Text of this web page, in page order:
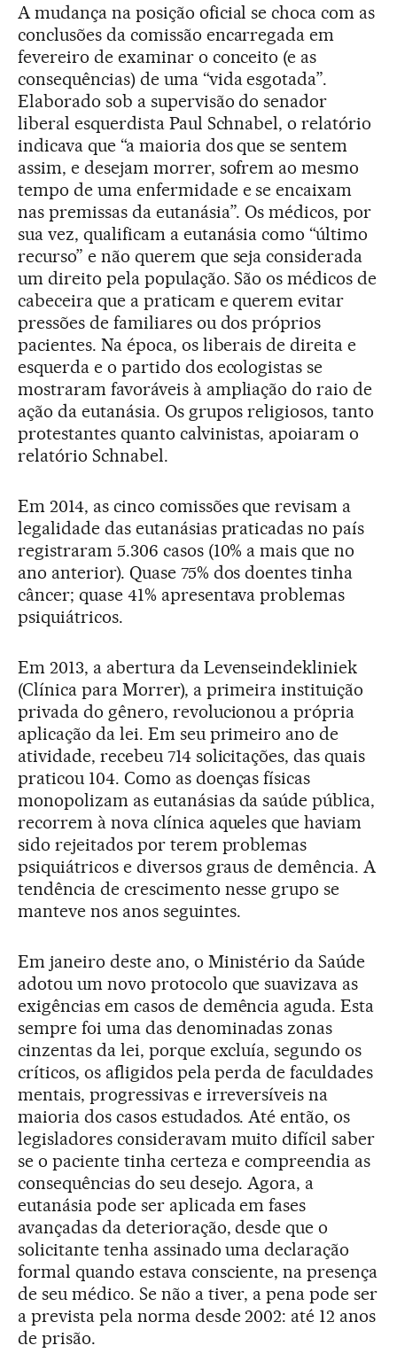
A mudança na posição oficial se choca com as
conclusões da comissão encarregada em
fevereiro de examinar o conceito (e as
consequências) de uma “vida esgotada”.
Elaborado sob a supervisão do senador
liberal esquerdista Paul Schnabel, o relatório
indicava que “a maioria dos que se sentem
assim, e desejam morrer, sofrem ao mesmo
tempo de uma enfermidade e se encaixam
nas premissas da eutanásia”. Os médicos, por
sua vez, qualificam a eutanásia como “último
recurso” e não querem que seja considerada
um direito pela população. São os médicos de
cabeceira que a praticam e querem evitar
pressões de familiares ou dos próprios
pacientes. Na época, os liberais de direita e
esquerda e o partido dos ecologistas se
mostraram favoráveis à ampliação do raio de
ação da eutanásia. Os grupos religiosos, tanto
protestantes quanto calvinistas, apoiaram o
relatório Schnabel.
Em 2014, as cinco comissões que revisam a
legalidade das eutanásias praticadas no país
registraram 5.306 casos (10% a mais que no
ano anterior). Quase 75% dos doentes tinha
câncer; quase 41% apresentava problemas
psiquiátricos.
Em 2013, a abertura da Levenseindekliniek
(Clínica para Morrer), a primeira instituição
privada do gênero, revolucionou a própria
aplicação da lei. Em seu primeiro ano de
atividade, recebeu 714 solicitações, das quais
praticou 104. Como as doenças físicas
monopolizam as eutanásias da saúde pública,
recorrem à nova clínica aqueles que haviam
sido rejeitados por terem problemas
psiquiátricos e diversos graus de demência. A
tendência de crescimento nesse grupo se
manteve nos anos seguintes.
Em janeiro deste ano, o Ministério da Saúde
adotou um novo protocolo que suavizava as
exigências em casos de demência aguda. Esta
sempre foi uma das denominadas zonas
cinzentas da lei, porque excluía, segundo os
críticos, os afligidos pela perda de faculdades
mentais, progressivas e irreversíveis na
maioria dos casos estudados. Até então, os
legisladores consideravam muito difícil saber
se o paciente tinha certeza e compreendia as
consequências do seu desejo. Agora, a
eutanásia pode ser aplicada em fases
avançadas da deterioração, desde que o
solicitante tenha assinado uma declaração
formal quando estava consciente, na presença
de seu médico. Se não a tiver, a pena pode ser
a prevista pela norma desde 2002: até 12 anos
de prisão.